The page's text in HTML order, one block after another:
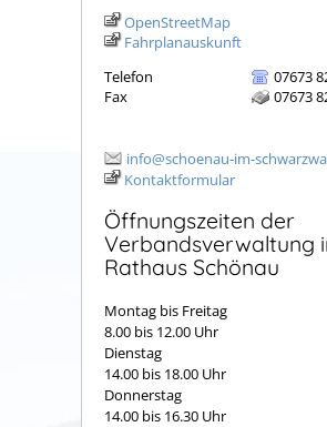
OpenStreetMap
Fahrplanauskunft
Telefon
07673
Fax
07673
info@schoenau-im-
Kontaktformular
Öffnungszeiten der
Verbandsverwaltung
Rathaus Schönau
Montag bis Freitag
8.00 bis 12.00 Uhr
Dienstag
14.00 bis 18.00 Uhr
Donnerstag
14.00 bis 16.30 Uhr